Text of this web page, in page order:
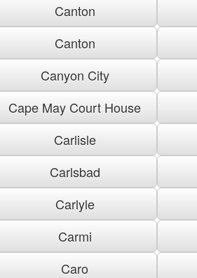
Canton
Canton
Canyon City
Cape May Court House
Carlisle
Carlsbad
Carlyle
Carmi
Caro